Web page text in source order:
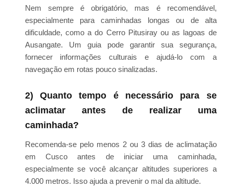
Nem sempre é obrigatório, mas é recomendável,
especialmente para caminhadas longas ou de alta
dificuldade, como a do Cerro Pitusiray ou as lagoas de
Ausangate. Um guia pode garantir sua segurança,
fornecer informações culturais e ajudá-lo com a
navegação em rotas pouco sinalizadas.
2) Quanto tempo é necessário para se
aclimatar antes de realizar uma
caminhada?
Recomenda-se pelo menos 2 ou 3 dias de aclimatação
em Cusco antes de iniciar uma caminhada,
especialmente se você alcançar altitudes superiores a
4.000 metros. Isso ajuda a prevenir o mal da altitude.